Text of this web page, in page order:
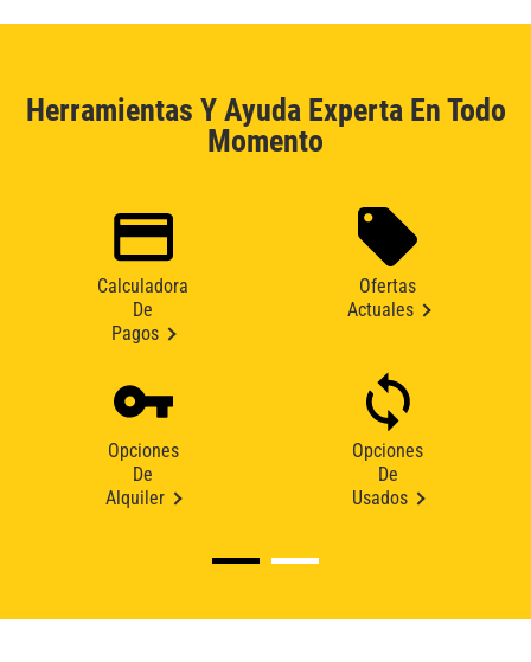
Herramientas Y Ayuda Experta En Todo
Momento
Calculadora
De
Pagos
Ofertas
Actuales
Opciones
De
Alquiler
Opciones
De
Usados